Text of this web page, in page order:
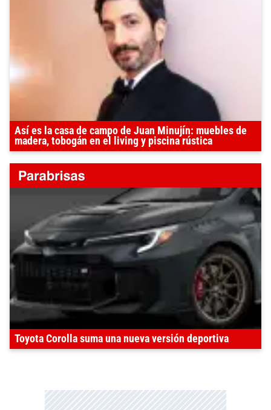
Así es la casa de campo de Juan Minujín: muebles de
madera, tobogán en el living y piscina rústica
Toyota Corolla suma una nueva versión deportiva